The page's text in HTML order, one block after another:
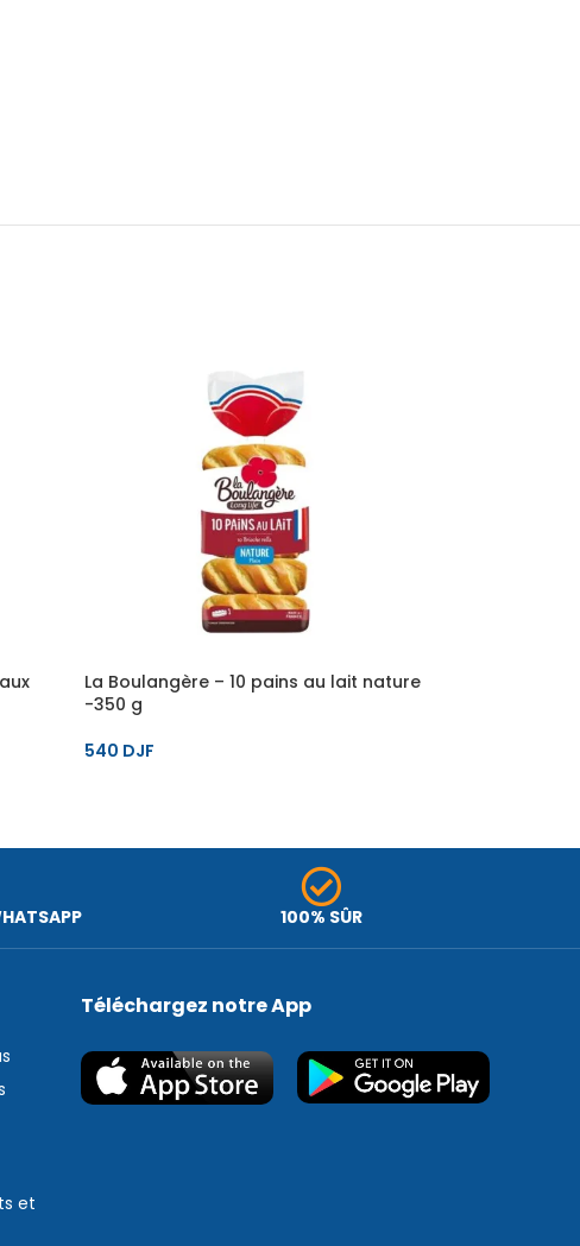
La Boulangère – 10 pains au lait nature
-350 g
540 DJF
100% SÛR
et
Téléchargez notre App